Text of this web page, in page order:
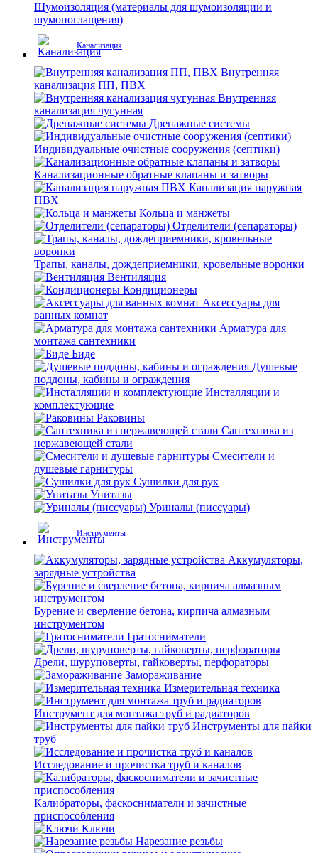
Шумоизоляция (материалы для шумоизоляции и
шумопоглащения)
Канализация
Внутренняя
канализация ПП, ПВХ
Внутренняя
канализация чугунная
Дренажные системы
Индивидуальные очистные сооружения (септики)
Канализационные обратные клапаны и затворы
Канализация наружная
ПВХ
Кольца и манжеты
Отделители (сепараторы)
Трапы, каналы, дождеприемники, кровельные воронки
Вентиляция
Кондиционеры
Аксессуары для
ванных комнат
Арматура для
монтажа сантехники
Биде
Душевые
поддоны, кабины и ограждения
Инсталляции и
комплектующие
Раковины
Сантехника из
нержавеющей стали
Смесители и
душевые гарнитуры
Сушилки для рук
Унитазы
Уриналы (писсуары)
Инструменты
Аккумуляторы,
зарядные устройства
Бурение и сверление бетона, кирпича алмазным
инструментом
Гратосниматели
Дрели, шуруповерты, гайковерты, перфораторы
Замораживание
Измерительная техника
Инструмент для монтажа труб и радиаторов
Инструменты для пайки
труб
Исследование и прочистка труб и каналов
Калибраторы, фаскосниматели и зачистные
приспособления
Ключи
Нарезание резьбы